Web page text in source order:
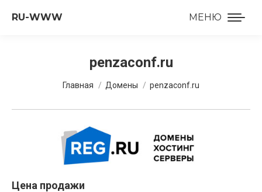
МЕНЮ
RU-WWW
penzaconf.ru
Вы здесь:
Главная Домены penzaconf.ru
Цена продажи